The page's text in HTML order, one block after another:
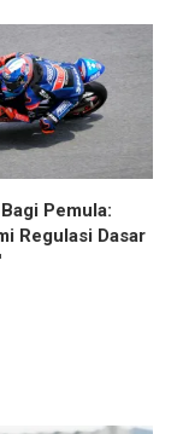
Pemula:
Regulasi Dasar